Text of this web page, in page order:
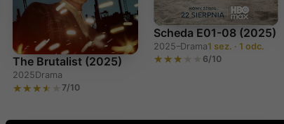
The Brutalist (2025)
2025Drama
7/10
Scheda E01-08 (2025)
2025–Drama1 sez. · 1 odc.
6/10